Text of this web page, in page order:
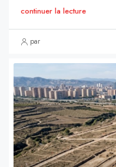
continuer la lecture
par